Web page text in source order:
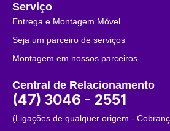
Serviço
Entrega e Montagem Móvel
Seja um parceiro de serviços
Montagem em nossos parceiros
Central de Relacionamento
(47) 3046 - 2551
(Ligações de qualquer origem -